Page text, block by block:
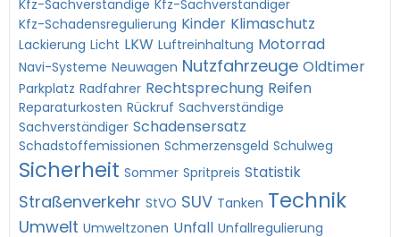
Kfz-Sachverständige Kfz-Sachverständiger
Kfz-Schadensregulierung Kinder Klimaschutz
Lackierung Licht LKW Luftreinhaltung Motorrad
Navi-Systeme Neuwagen Nutzfahrzeuge Oldtimer
Parkplatz Radfahrer Rechtsprechung Reifen
Reparaturkosten Rückruf Sachverständige
Sachverständiger Schadensersatz
Schadstoffemissionen Schmerzensgeld Schulweg
Sicherheit Sommer Spritpreis Statistik
Straßenverkehr StVO SUV Tanken Technik
Umwelt Umweltzonen Unfall Unfallregulierung